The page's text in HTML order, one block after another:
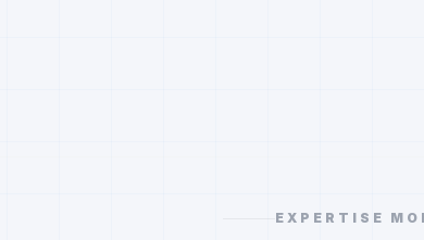
EXPERTISE